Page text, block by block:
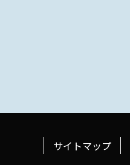
サイトマップ